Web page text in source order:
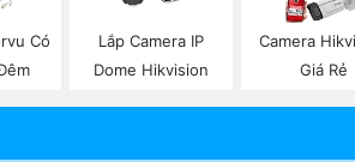
Có
Lắp Camera IP
Dome Hikvision
Camera
Giá Rẻ